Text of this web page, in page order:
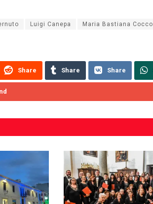
Luigi Canepa Maria Bastiana Cocco
Share Share Share